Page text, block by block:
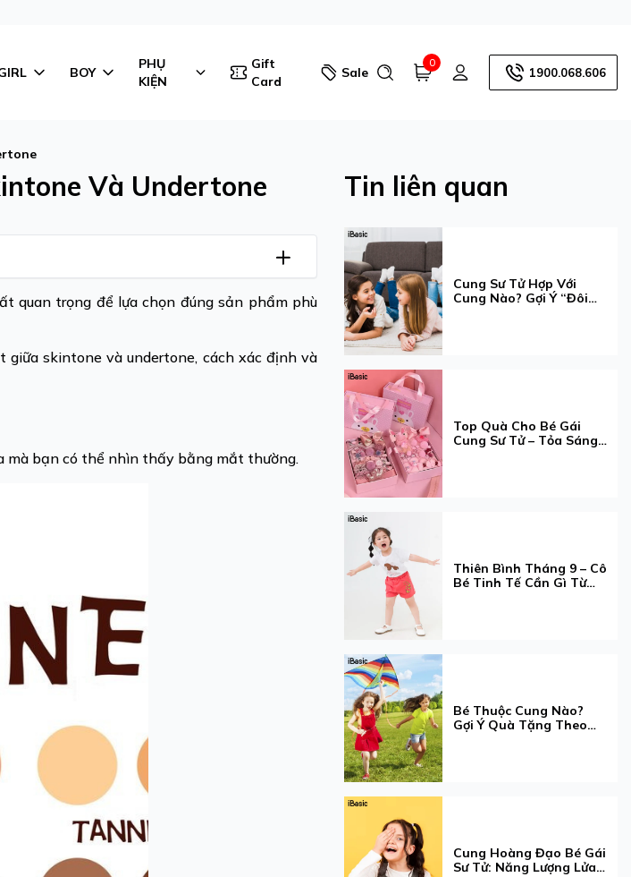
BOY
PHỤ
KIỆN
Gift
Card
Sale
0
1900.068.606
Và Undertone
quan trọng để lựa chọn đúng sản phẩm phù
giữa skintone và undertone, cách xác định và
mà bạn có thể nhìn thấy bằng mắt thường.
Tin liên quan
Cung Sư Tử Hợp Với
Cung Nào? Gợi Ý “Đôi
Top Quà Cho Bé Gái
Cung Sư Tử – Tỏa Sáng
Thiên Bình Tháng 9 – Cô
Bé Tinh Tế Cần Gì Từ
Bé Thuộc Cung Nào?
Gợi Ý Quà Tặng Theo
Cung Hoàng Đạo Bé Gái
Sư Tử: Năng Lượng Lửa